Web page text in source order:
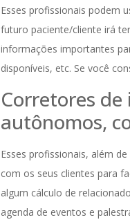
Esses profissionais podem
futuro paciente/cliente irá
informações importantes
disponíveis, etc. Se você
Corretores de
autônomos,
Esses profissionais, além
com os seus clientes para
algum cálculo de
agenda de eventos e